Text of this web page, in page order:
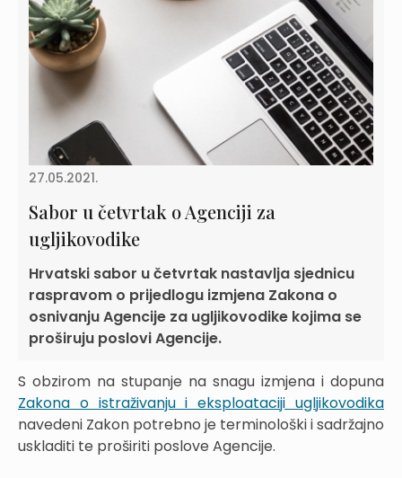
27.05.2021.
Sabor u četvrtak o Agenciji za
ugljikovodike
Hrvatski sabor u četvrtak nastavlja sjednicu
raspravom o prijedlogu izmjena Zakona o
osnivanju Agencije za ugljikovodike kojima se
proširuju poslovi Agencije.
S obzirom na stupanje na snagu izmjena i dopuna
Zakona o istraživanju i eksploataciji ugljikovodika
navedeni Zakon potrebno je terminološki i sadržajno
uskladiti te proširiti poslove Agencije.